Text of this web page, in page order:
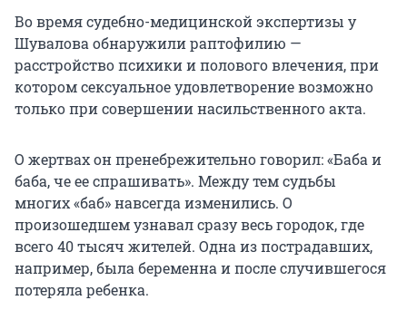
Во время судебно-медицинской экспертизы у
Шувалова обнаружили раптофилию —
расстройство психики и полового влечения, при
котором сексуальное удовлетворение возможно
только при совершении насильственного акта.
О жертвах он пренебрежительно говорил: «Баба и
баба, че ее спрашивать». Между тем судьбы
многих «баб» навсегда изменились. О
произошедшем узнавал сразу весь городок, где
всего 40 тысяч жителей. Одна из пострадавших,
например, была беременна и после случившегося
потеряла ребенка.